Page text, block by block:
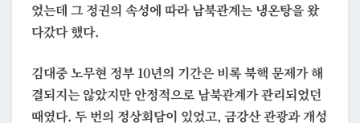
었는데 그 정권의 속성에 따라 남북관계는 냉온탕을 왔
다갔다 했다.
김대중 노무현 정부 10년의 기간은 비록 북핵 문제가 해
결되지는 않았지만 안정적으로 남북관계가 관리되었던
때였다. 두 번의 정상회담이 있었고, 금강산 관광과 개성